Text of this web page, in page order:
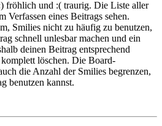
fröhlich und :( traurig. Die Liste aller
Verfassen eines Beitrags sehen.
Smilies nicht zu häufig zu benutzen,
schnell unlesbar machen und ein
deinen Beitrag entsprechend
löschen. Die Board-
die Anzahl der Smilies begrenzen,
benutzen kannst.